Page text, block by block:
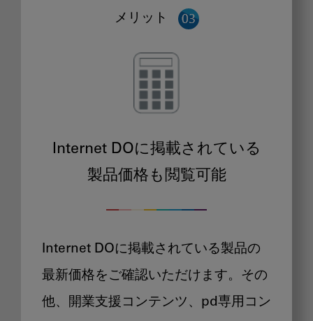
メリット
Internet DOに掲載されている
製品価格も閲覧可能
Internet DOに掲載されている製品の
最新価格をご確認いただけます。その
他、開業支援コンテンツ、pd専用コン